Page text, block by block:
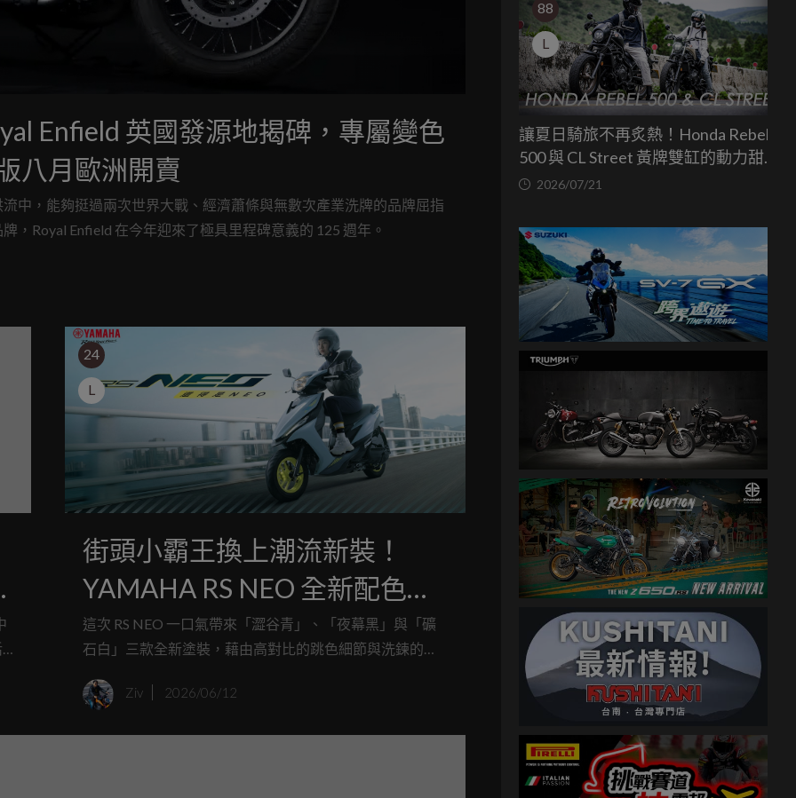
Enfield 英國發源地揭碑，專屬變色
八月歐洲開賣
中，能夠挺過兩次世界大戰、經濟蕭條與無數次產業洗牌的品牌屈指
Royal Enfield 在今年迎來了極具里程碑意義的 125 週年。
24
L
街頭小霸王換上潮流新裝！
YAMAHA RS NEO 全新配色登
場，93公斤羽量級車身搭配
125cc引擎
這次 RS NEO 一口氣帶來「澀谷青」、「夜幕黑」與「礦
石白」三款全新塗裝，藉由高對比的跳色細節與洗鍊的車
追求靈活操控與個性化外觀的年輕騎士而言，這無疑是替
Ziv 2026/06/12
88
L
讓夏日騎旅不再炙熱！Honda Rebel
500 與 CL Street 黃牌雙缸的動力甜蜜
點 2026/07/21